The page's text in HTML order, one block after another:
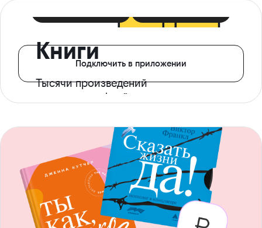
Книги
Тысячи произведений
с доступом офлайн
Подключить в приложении